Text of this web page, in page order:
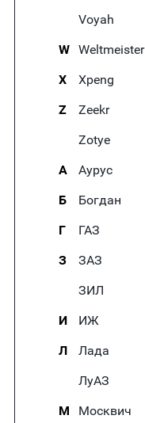
Voyah
W Weltmeister
X
Xpeng
Z
Zeekr
Zotye
А
Аурус
Б
Богдан
Г
ГАЗ
З
ЗАЗ
ЗИЛ
И
ИЖ
Л
Лада
ЛуАЗ
М
Москвич